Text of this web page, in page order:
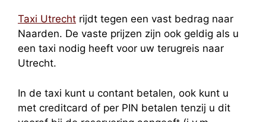
Taxi Utrecht rijdt tegen een vast bedrag naar
Naarden. De vaste prijzen zijn ook geldig als u
een taxi nodig heeft voor uw terugreis naar
Utrecht.
In de taxi kunt u contant betalen, ook kunt u
met creditcard of per PIN betalen tenzij u dit